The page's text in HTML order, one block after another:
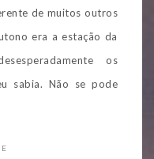
de muitos outros
era a estação da
os
sabia. Não se pode